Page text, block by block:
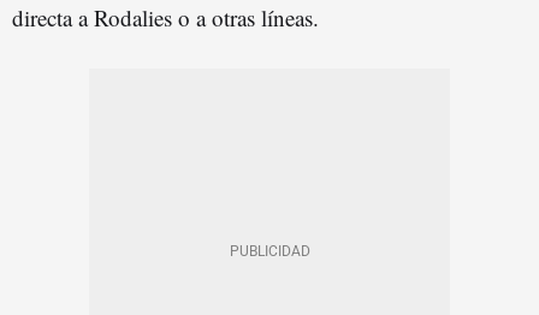
directa a Rodalies o a otras líneas.